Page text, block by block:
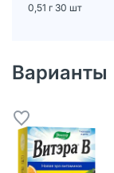
0,51 г 30 шт
Варианты